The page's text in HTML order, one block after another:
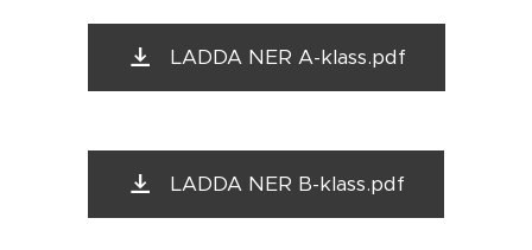
LADDA NER A-klass.pdf
LADDA NER B-klass.pdf